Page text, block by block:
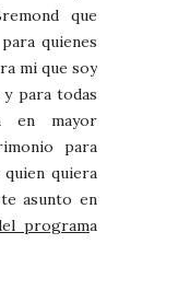
que
quienes
mi que soy
para todas
en mayor
para
quien quiera
asunto en
programa